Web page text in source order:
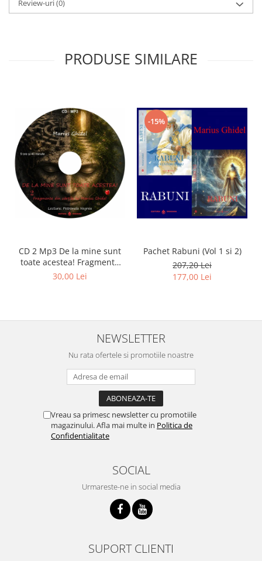
Review-uri(0)
PRODUSE SIMILARE
CD 2 Mp3 De la mine sunt
toate acestea! Fragmente
din cărțile lui Marius Ghidel
30,00 Lei
-15%
Pachet Rabuni (Vol 1 si 2)
207,20 Lei
177,00 Lei
NEWSLETTER
Nu rata ofertele si promotiile noastre
Vreau sa primesc newsletter cu promotiile
magazinului. Afla mai multe in Politica de
Confidentialitate
SOCIAL
Urmareste-ne in social media
SUPORT CLIENTI